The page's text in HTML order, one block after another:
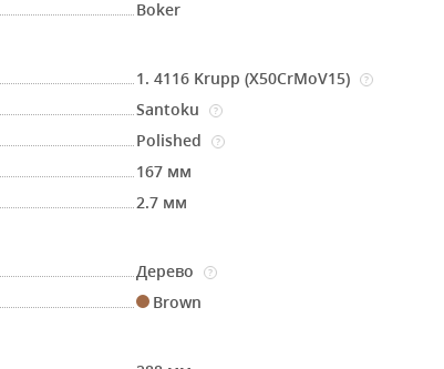
Boker
1. 4116 Krupp (X50CrMoV15) ?
Santoku ?
Polished ?
167 мм
2.7 мм
Дерево ?
Brown